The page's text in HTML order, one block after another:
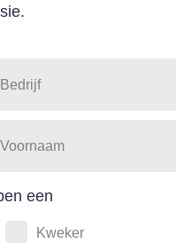
een
Kweker